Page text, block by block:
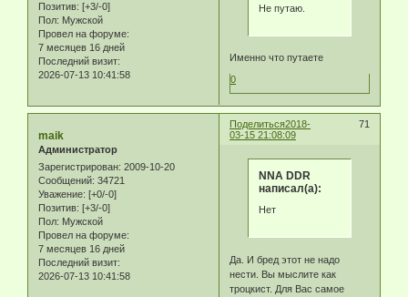
Позитив: [+3/-0]
Пол: Мужской
Провел на форуме:
7 месяцев 16 дней
Последний визит:
2026-07-13 10:41:58
Не путаю.
Именно что путаете
0
Поделиться 71
2018-
03-15 21:08:09
maik
Администратор
Зарегистрирован: 2009-10-20
Сообщений: 34721
Уважение: [+0/-0]
Позитив: [+3/-0]
Пол: Мужской
Провел на форуме:
7 месяцев 16 дней
Последний визит:
2026-07-13 10:41:58
NNA DDR
написал(а):
Нет
Да. И бред этот не надо
нести. Вы мыслите как
троцкист. Для Вас самое